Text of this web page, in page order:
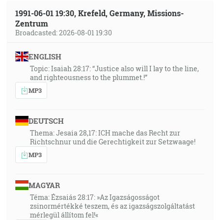
podľa svojich skutkov. A more vydalo mŕtvych, ktorí
boli v ňom, i smrť i peklo daly mŕtvych, ktorí boli v
nich, a boli súdení jeden každý podľa svojich skutkov.
1991-06-01 19:30, Krefeld, Germany, Missions-
Zentrum
Broadcasted: 2026-08-01 19:30
ENGLISH
Topic: Isaiah 28:17: “Justice also will I lay to the line,
and righteousness to the plummet.!”
MP3
DEUTSCH
Thema: Jesaia 28,17: ICH mache das Recht zur
Richtschnur und die Gerechtigkeit zur Setzwaage!
MP3
MAGYAR
Téma: Ézsaiás 28:17: »Az Igazságosságot
zsinormértékké teszem, és az igazságszolgáltatást
mérlegül állítom fel!«